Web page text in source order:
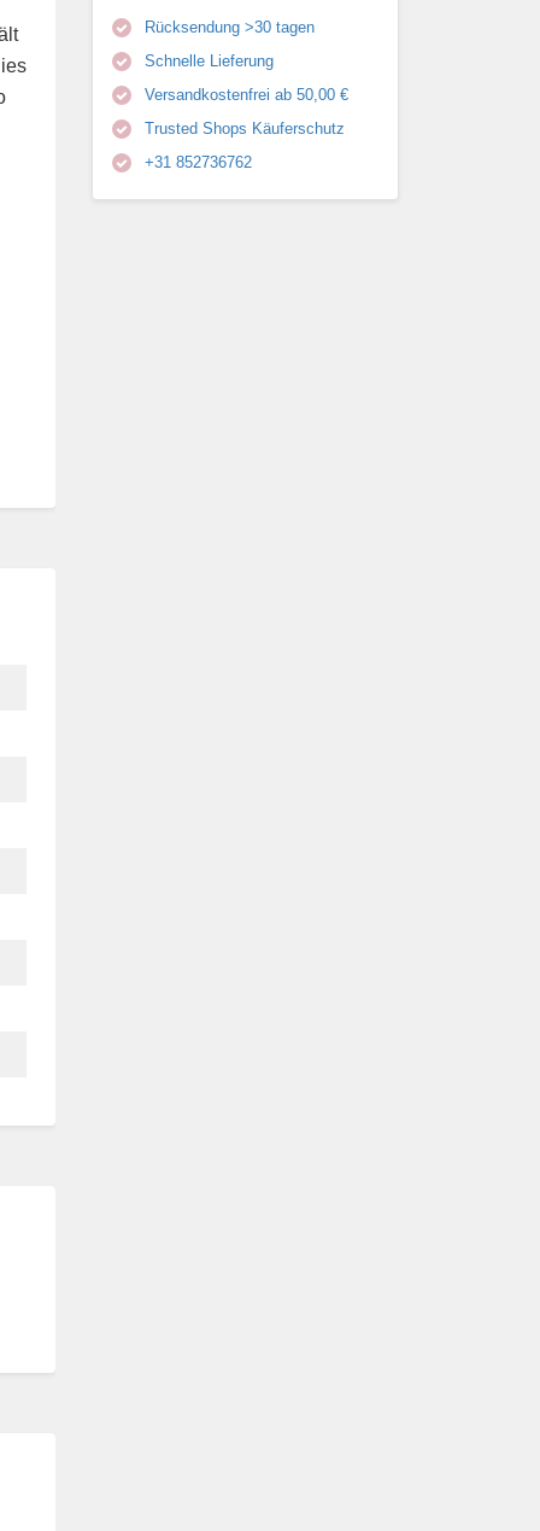
Rücksendung >30 tagen
Schnelle Lieferung
Versandkostenfrei ab 50,00 €
Trusted Shops Käuferschutz
+31 852736762